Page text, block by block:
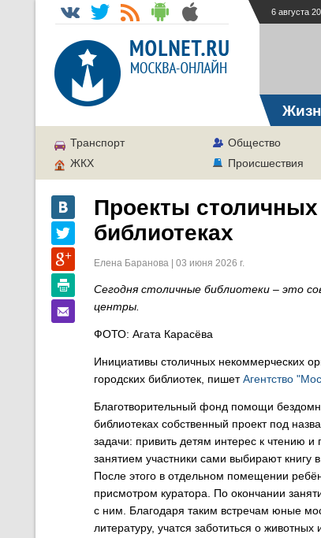
6 августа
Транспорт Общество
ЖКХ
Происшествия
Проекты
библиотеках
Елена Баранова | 03 июня 2026 г.
Сегодня столичные библиотеки – это
центры.
ФОТО: Агата Карасёва
Инициативы столичных некоммерческих
городских библиотек, пишетАгентство
Благотворительный фонд помощи
библиотеках собственный проект под
задачи: привить детям интерес к чтению
занятием участники сами выбирают
После этого в отдельном помещении
присмотром куратора. По окончании
с ним. Благодаря таким встречам юные
литературу, учатся заботиться о